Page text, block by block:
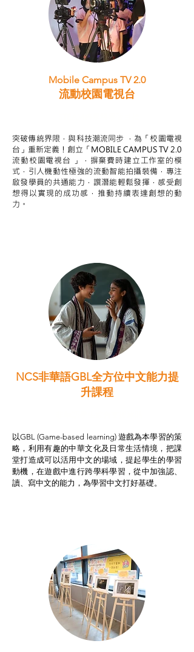
Mobile Campus TV 2.0
流動校園電視台
突破傳統界限，與科技潮流同步 ，為「校園電視
台」重新定義！創立「MOBILE CAMPUS TV 2.0
流動校園電視台 」，摒棄費時建立工作室的模
式，引人機動性極強的流動智能拍攝裝備，專注
啟發學員的共通能力，譔潛能輕鬆發揮，感受創
想得以實現的成功感，推動持續表達創想的動
力。
NCS非華語GBL全方位中文能力提
升課程
以GBL (Game-based learning) 遊戲為本學習的策
略，利用有趣的中華文化及日常生活情境，把課
堂打造成可以活用中文的場域，提起學生的學習
動機，在遊戲中進行跨學科學習，從中加強認、
讀、寫中文的能力，為學習中文打好基礎。